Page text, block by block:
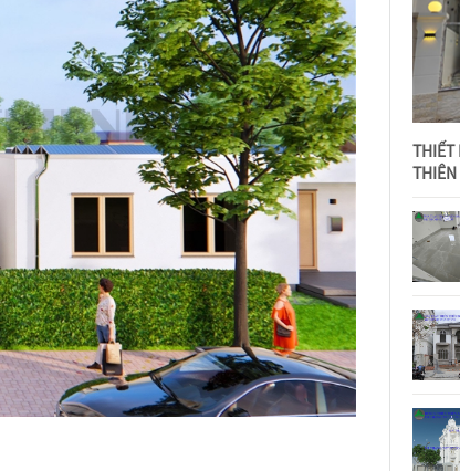
THIẾT